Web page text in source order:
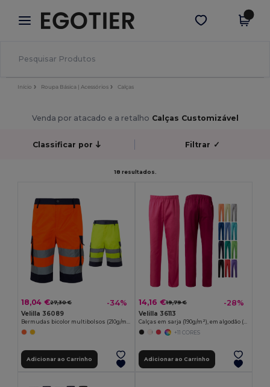
× App Egotier
Melhores preços na app!
Obter app
Início Roupa Básica | Acessórios Calças
Venda por atacado e a retalho Calças Customizável
Classificar por Filtrar ✓
18 resultados.
18,04 €27,30 € -34%
Velilla 36089
Bermudas bicolor multibolsos (210g/m²), em algodão (20%) e poliéster (80%)
Adicionar ao Carrinho
14,16 €19,79 € -28%
Velilla 36113
Calças em sarja (190g/m²), em algodão (35%) e poliéster (65%)
+11 CORES
Adicionar ao Carrinho